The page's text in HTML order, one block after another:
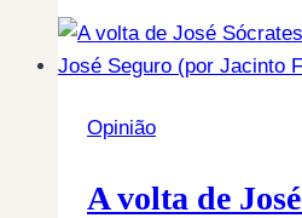
Opinião
A volta de